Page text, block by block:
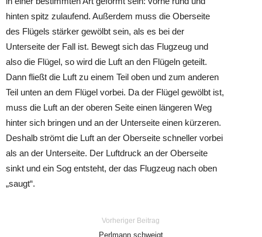
hinten spitz zulaufend. Außerdem muss die Oberseite
des Flügels stärker gewölbt sein, als es bei der
Unterseite der Fall ist. Bewegt sich das Flugzeug und
also die Flügel, so wird die Luft an den Flügeln geteilt.
Dann fließt die Luft zu einem Teil oben und zum anderen
Teil unten an dem Flügel vorbei. Da der Flügel gewölbt ist,
muss die Luft an der oberen Seite einen längeren Weg
hinter sich bringen und an der Unterseite einen kürzeren.
Deshalb strömt die Luft an der Oberseite schneller vorbei
als an der Unterseite. Der Luftdruck an der Oberseite
sinkt und ein Sog entsteht, der das Flugzeug nach oben
„saugt“.
Vorheriger Beitrag
Perlmann schweigt